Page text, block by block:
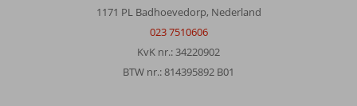
1171 PL Badhoevedorp, Nederland
023 7510606
KvK nr.: 34220902
BTW nr.: 814395892 B01